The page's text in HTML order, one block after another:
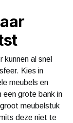
kunnen al snel
Kies in
meubels en
een grote bank in
meubelstuk
deze niet te